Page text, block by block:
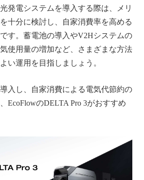
発電システムを導入する際は、メリ
十分に検討し、自家消費率を高める
す。蓄電池の導入やV2Hシステムの
使用量の増加など、さまざまな方法
い運用を目指しましょう。
入し、自家消費による電気代節約の
EcoFlowのDELTA Pro 3がおすすめ